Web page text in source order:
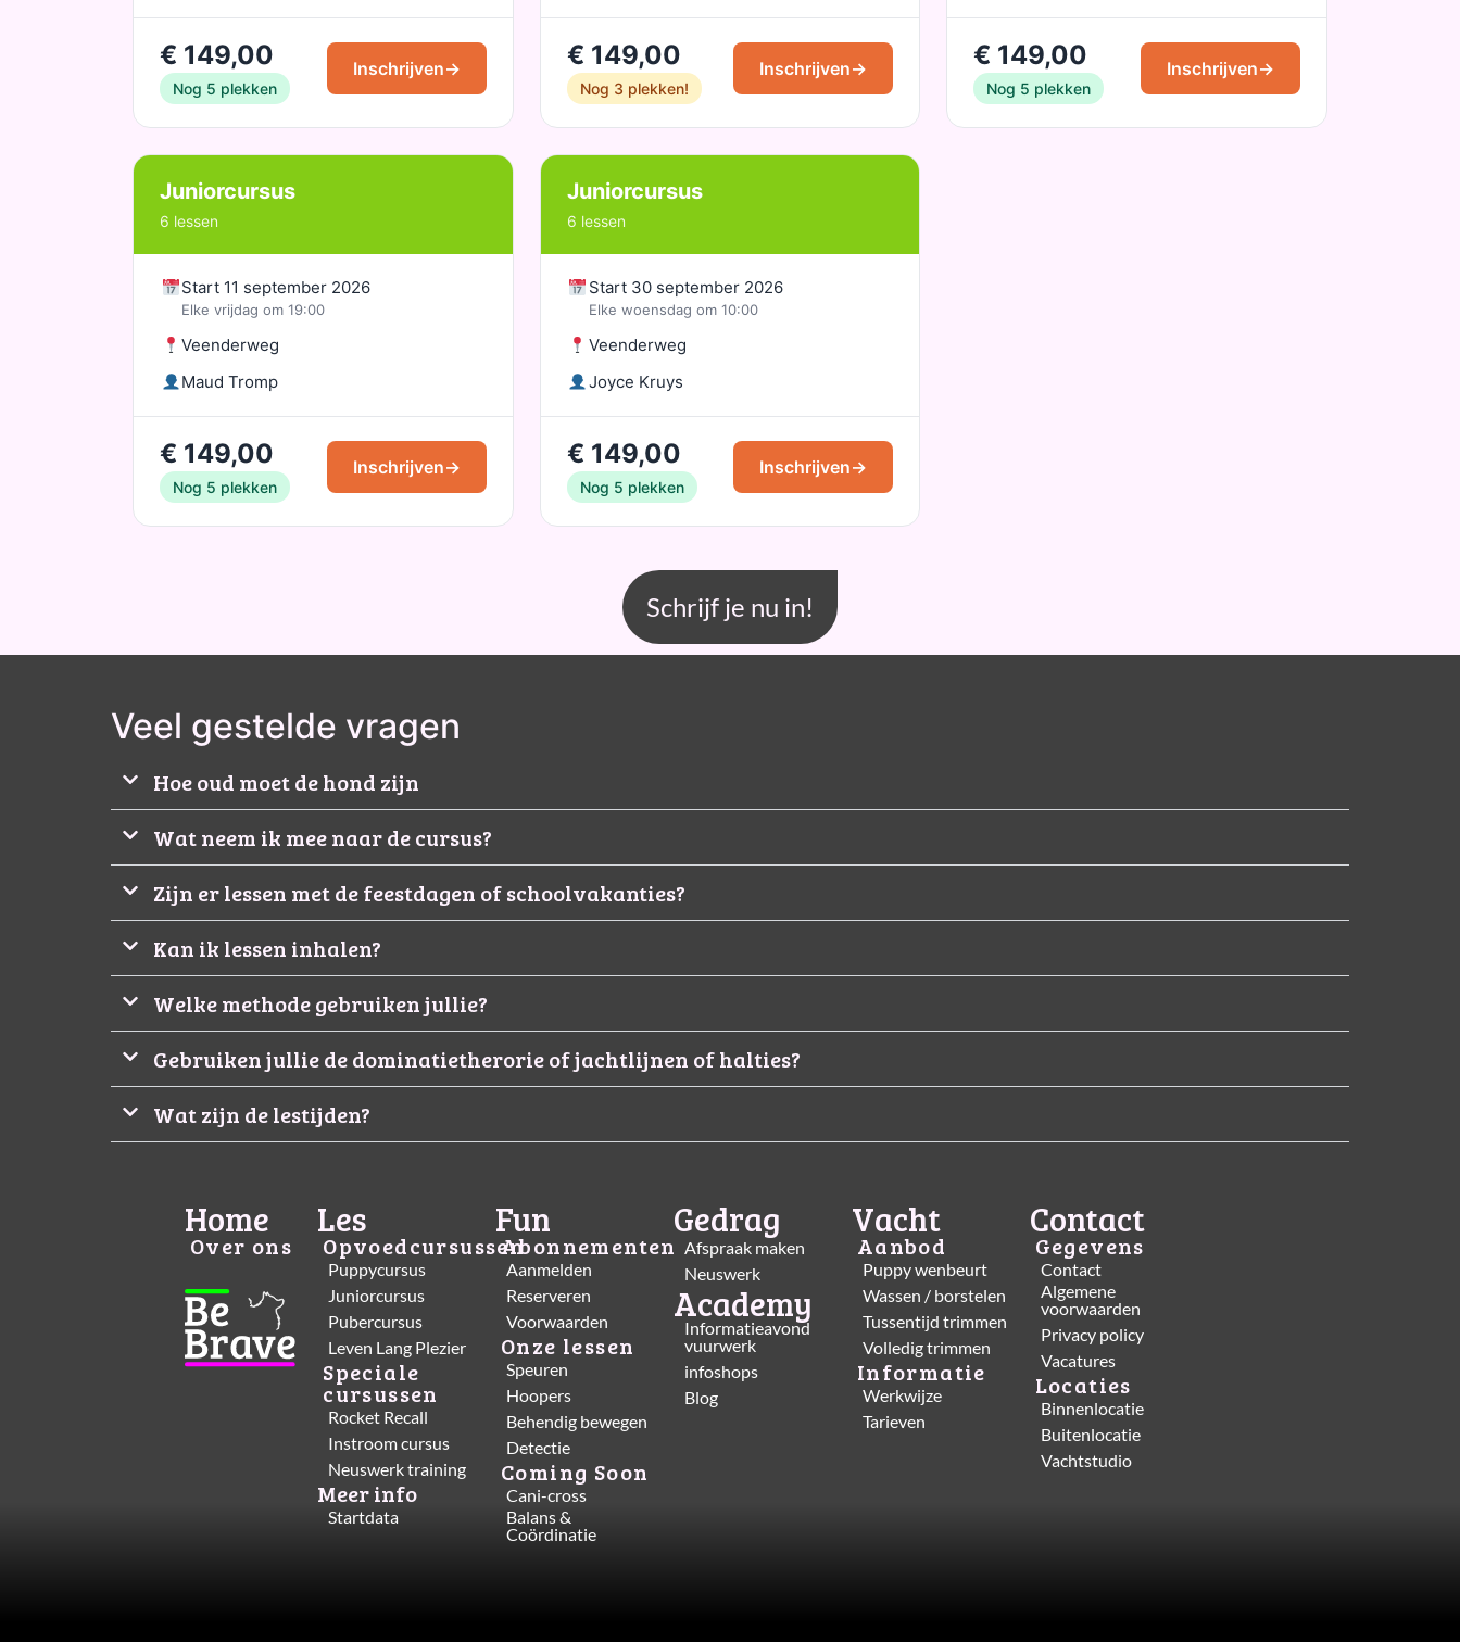
€ 149,00
Nog 5 plekken
Inschrijven→ € 149,00
Nog 3 plekken!
Inschrijven→ € 149,00
Nog 5 plekken
Inschrijven→
Juniorcursus
6 lessen
Start 11 september 2026
Elke vrijdag om 19:00
Veenderweg
Maud Tromp
€ 149,00
Nog 5 plekken
Inschrijven→
Juniorcursus
6 lessen
Start 30 september 2026
Elke woensdag om 10:00
Veenderweg
Joyce Kruys
€ 149,00
Nog 5 plekken
Inschrijven→
Schrijf je nu in!
Veel gestelde vragen
Hoe oud moet de hond zijn
Wat neem ik mee naar de cursus?
Zijn er lessen met de feestdagen of schoolvakanties?
Kan ik lessen inhalen?
Welke methode gebruiken jullie?
Gebruiken jullie de dominatietherorie of jachtlijnen of halties?
Wat zijn de lestijden?
Home
Over ons
Les
Opvoedcursussen
Puppycursus
Juniorcursus
Pubercursus
Leven Lang Plezier
Speciale
cursussen
Rocket Recall
Instroom cursus
Neuswerk training
Meer info
Startdata
Fun
Abonnementen
Aanmelden
Reserveren
Voorwaarden
Onze lessen
Speuren
Hoopers
Behendig bewegen
Detectie
Coming Soon
Cani-cross
Balans &
Coördinatie
Gedrag
Afspraak maken
Neuswerk
Academy
Informatieavond
vuurwerk
infoshops
Blog
Vacht
Aanbod
Puppy wenbeurt
Wassen / borstelen
Tussentijd trimmen
Volledig trimmen
Informatie
Werkwijze
Tarieven
Contact
Gegevens
Contact
Algemene
voorwaarden
Privacy policy
Vacatures
Locaties
Binnenlocatie
Buitenlocatie
Vachtstudio